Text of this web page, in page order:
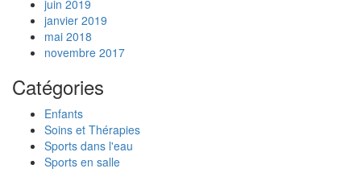
juin 2019
janvier 2019
mai 2018
novembre 2017
Catégories
Enfants
Soins et Thérapies
Sports dans l'eau
Sports en salle